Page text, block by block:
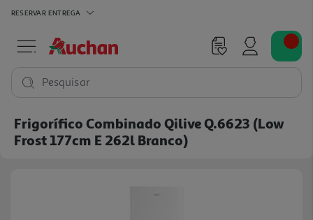
RESERVAR ENTREGA
Pesquisar
Frigorífico Combinado Qilive Q.6623 (low
Frost 177cm E 262l Branco)